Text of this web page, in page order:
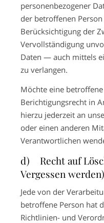
personenbezogener
der betroffenen
Berücksichtigung der
Vervollständigung
Daten — auch mittels
zu verlangen.
Möchte eine
Berichtigungsrecht in
hierzu jederzeit an
oder einen anderen
Verantwortlichen
d) Recht auf
Vergessen werden)
Jede von der
betroffene Person hat
Richtlinien- und